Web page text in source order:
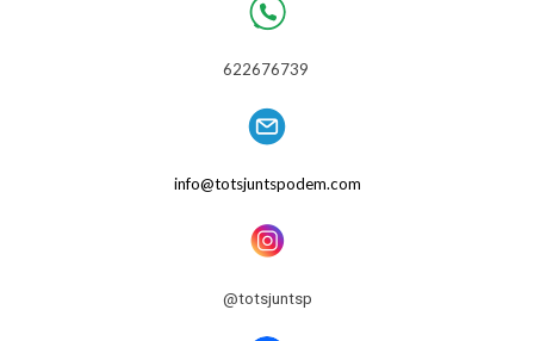
622676739
info@totsjuntspodem.com
@totsjuntsp